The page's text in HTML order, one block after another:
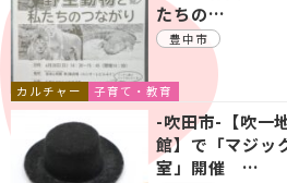
カルチャー 子育て・教育
たちの…
豊中市
-吹田市-【吹一
館】で「マジッ
室」開催 …